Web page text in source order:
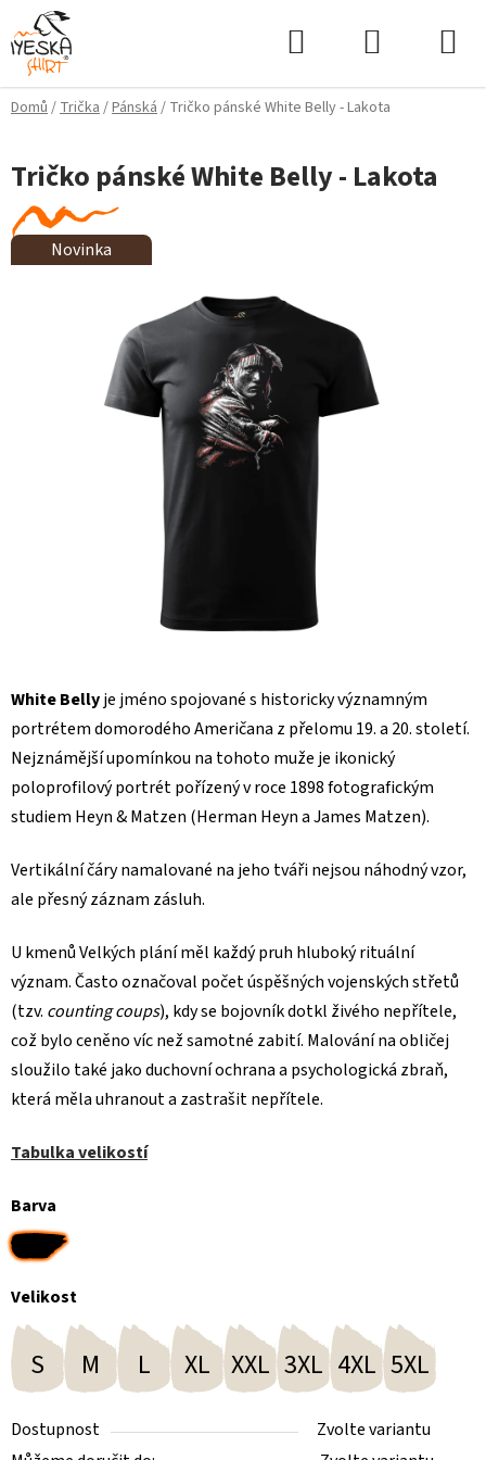
Přejít
na
obsah
Domů/Trička/Pánská/ Tričko pánské White Belly - Lakota
White Bellyje jméno spojované s historicky významným
portrétem domorodého Američana z přelomu 19. a 20. století.
Nejznámější upomínkou na tohoto muže je ikonický
poloprofilový portrét pořízený v roce 1898 fotografickým
studiem Heyn & Matzen (Herman Heyn a James Matzen).
Vertikální čáry namalované na jeho tváři nejsou náhodný vzor,
ale přesný záznam zásluh.
U kmenů Velkých plání měl každý pruh hluboký rituální
význam. Často označoval počet úspěšných vojenských střetů
(tzv. counting coups), kdy se bojovník dotkl živého nepřítele,
což bylo ceněno víc než samotné zabití. Malování na obličej
sloužilo také jako duchovní ochrana a psychologická zbraň,
která měla uhranout a zastrašit nepřítele.
Tabulka velikostí
Barva
Velikost
S M L XL XXL 3XL 4XL 5XL
Dostupnost
Zvolte variantu
Tričko pánské White Belly - Lakota
Novinka